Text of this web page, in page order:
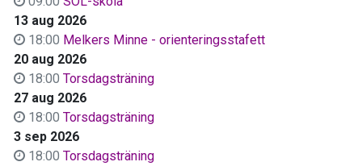
13 aug 2026
18:00 Melkers Minne - orienteringsstafett
20 aug 2026
18:00 Torsdagsträning
27 aug 2026
18:00 Torsdagsträning
3 sep 2026
18:00 Torsdagsträning